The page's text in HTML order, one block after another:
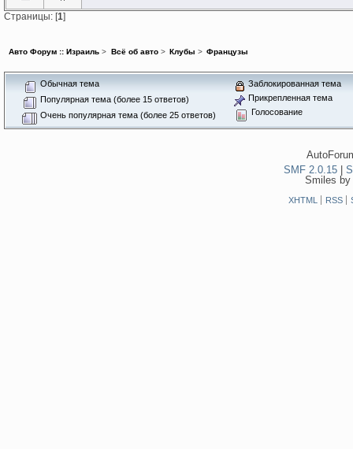
Страницы: [1]
Авто Форум :: Израиль > Всё об авто> Клубы > Французы
Обычная тема
Популярная тема (более 15 ответов)
Очень популярная тема (более 25 ответов)
Заблокированная тема
Прикрепленная тема
Голосование
SMF 2.0.15
Smiles
XHTML RSS